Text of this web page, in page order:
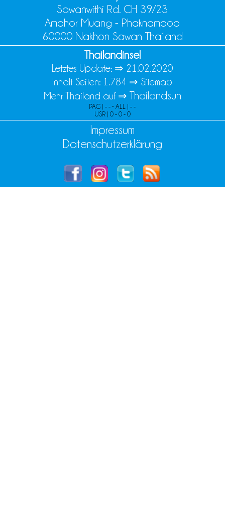
Sawanwithi Rd. CH 39/23
Amphor Muang - Phaknampoo
60000 Nakhon Sawan Thailand
Thailandinsel
Letztes Update: ⇒ 21.02.2020
Inhalt Seiten: 1.784 ⇒ Sitemap
Mehr Thailand auf ⇒ Thailandsun
PAG | - - • ALL | - -
USR | 0 - 0 - 0
Impressum
Datenschutzerklärung